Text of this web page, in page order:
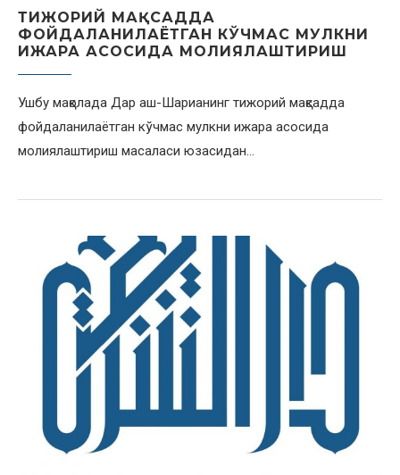
ТИЖОРИЙ МАҚСАДДА
ФОЙДАЛАНИЛАЁТГАН КЎЧМАС МУЛКНИ
ИЖАРА АСОСИДА МОЛИЯЛАШТИРИШ
Ушбу мақолада Дар аш-Шарианинг тижорий мақсадда
фойдаланилаётган кўчмас мулкни ижара асосида
молиялаштириш масаласи юзасидан…